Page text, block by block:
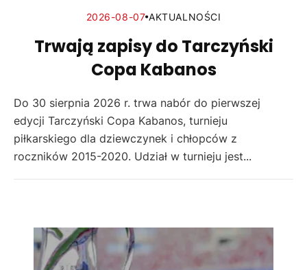
2026-08-07 AKTUALNOŚCI
Trwają zapisy do Tarczyński
Copa Kabanos
Do 30 sierpnia 2026 r. trwa nabór do pierwszej
edycji Tarczyński Copa Kabanos, turnieju
piłkarskiego dla dziewczynek i chłopców z
roczników 2015-2020. Udział w turnieju jest...